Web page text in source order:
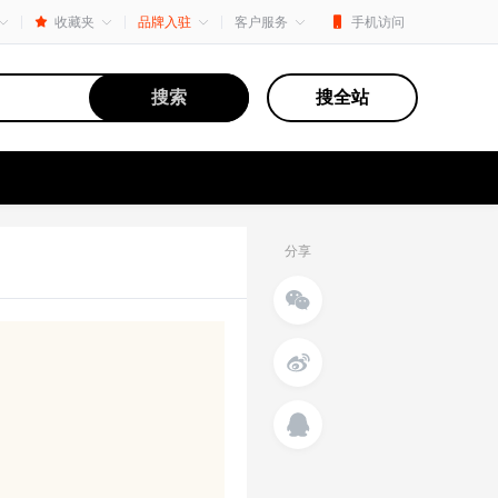
收藏夹 品牌入驻 客户服务 手机访问
搜索 搜全站
分享